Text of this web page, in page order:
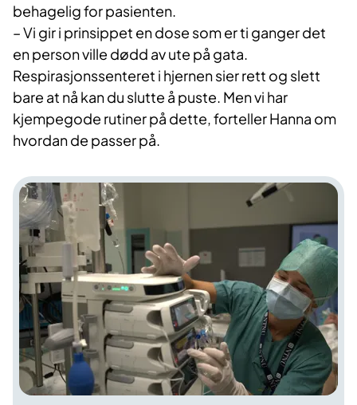
behagelig for pasienten.
–Vi gir i prinsippet en dose som er ti ganger det
en person ville dødd av ute på gata.
Respirasjonssenteret i hjernen sier rett og slett
bare at nå kan du slutte å puste. Men vi har
kjempegode rutiner på dette, forteller Hanna om
hvordan de passer på.